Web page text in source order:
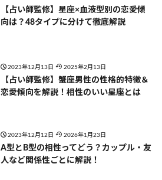
【占い師監修】星座×血液型別の恋愛傾
向は？48タイプに分けて徹底解説
2023年12月13日 2025年2月13日
【占い師監修】蟹座男性の性格的特徴＆
恋愛傾向を解説！相性のいい星座とは
2023年12月12日 2026年1月23日
A型とB型の相性ってどう？カップル・友
人など関係性ごとに解説！